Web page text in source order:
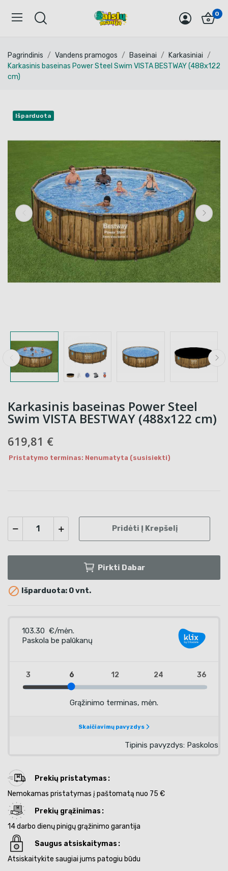
0
Pagrindinis Vandens pramogos Baseinai
Karkasiniai
Karkasinis baseinas Power Steel Swim VISTA BESTWAY (488x122
cm)
Išparduota
Karkasinis baseinas Power Steel
Swim VISTA BESTWAY (488x122 cm)
619,81 €
Pristatymo terminas: Nenumatyta (susisiekti)
Pridėti Į Krepšelį
Pirkti Dabar
 Išparduota: 0 vnt.
Prekių pristatymas
Nemokamas pristatymas į paštomatą nuo 75 €
Prekių grąžinimas
14 darbo dienų pinigų grąžinimo garantija
Saugus atsiskaitymas
Atsiskaitykite saugiai jums patogiu būdu